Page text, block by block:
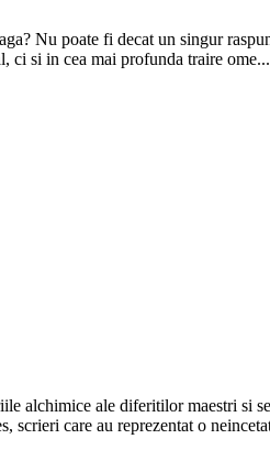
Nu poate fi decat un singur
ci si in cea mai profunda traire ome...
alchimice ale diferitilor maestri si
scrieri care au reprezentat o